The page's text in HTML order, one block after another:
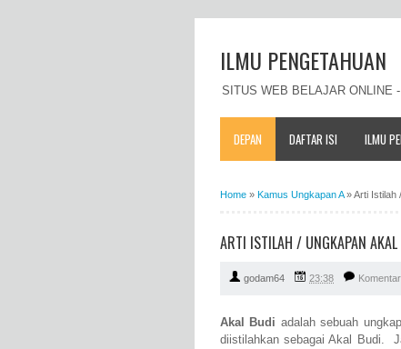
ILMU PENGETAHUAN
SITUS WEB BELAJAR ONLINE
DEPAN DAFTAR ISI ILMU
Home » Kamus Ungkapan A»Arti Istilah
ARTI ISTILAH / UNGKAPAN
godam64 23:38
Akal Budi adalah sebuah
diistilahkan sebagai Akal Budi.